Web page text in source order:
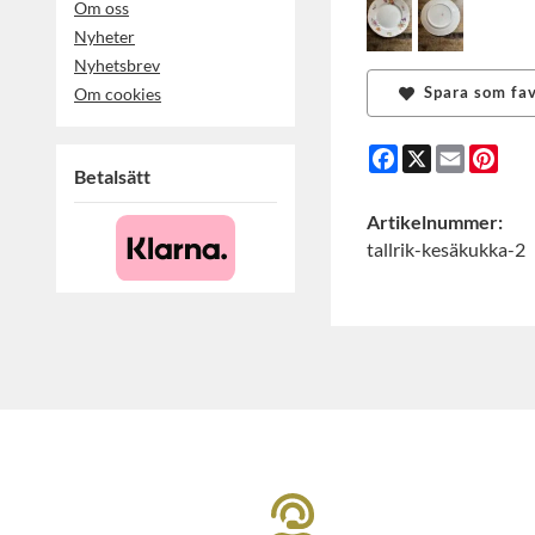
Om oss
Nyheter
Nyhetsbrev
Om cookies
Betalsätt
Spara som
Facebook
X Email
Artikelnummer:
tallrik-kesäkukka-2